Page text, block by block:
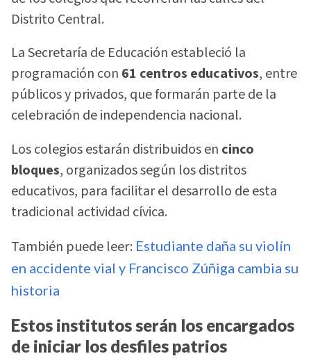
Distrito Central.
La Secretaría de Educación estableció la
programación con 61 centros educativos, entre
públicos y privados, que formarán parte de la
celebración de independencia nacional.
Los colegios estarán distribuidos en cinco
bloques, organizados según los distritos
educativos, para facilitar el desarrollo de esta
tradicional actividad cívica.
También puede leer: Estudiante daña su violín
en accidente vial y Francisco Zúñiga cambia su
historia
Estos institutos serán los encargados
de iniciar los desfiles patrios